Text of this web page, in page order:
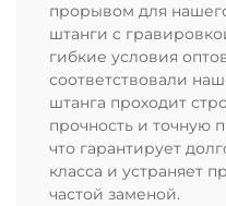
прорывом для
штанги с
гибкие условия
соответствовали
штанга проходит
прочность и точную
что гарантирует
класса и устраняет
частой заменой.